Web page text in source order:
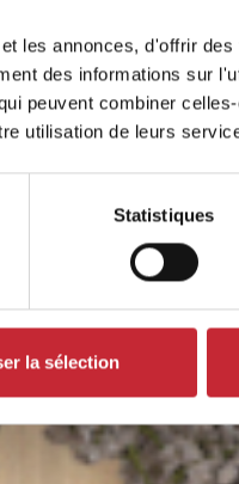
les annonces, d'offrir
des informations sur
peuvent combiner
utilisation de leurs
Statistiques
la sélection